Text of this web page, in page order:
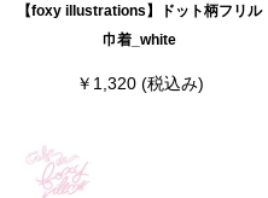
【foxy illustrations】ドット柄フリル
巾着_white
￥1,320 (税込み)